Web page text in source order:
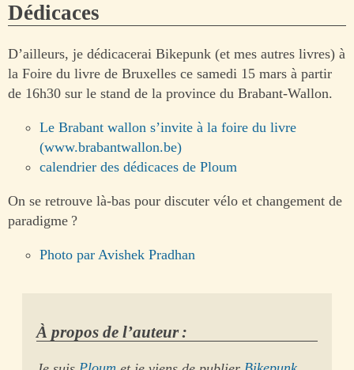
Dédicaces
D’ailleurs, je dédicacerai Bikepunk (et mes autres livres) à
la Foire du livre de Bruxelles ce samedi 15 mars à partir
de 16h30 sur le stand de la province du Brabant-Wallon.
Le Brabant wallon s’invite à la foire du livre
(www.brabantwallon.be)
calendrier des dédicaces de Ploum
On se retrouve là-bas pour discuter vélo et changement de
paradigme ?
Photo par Avishek Pradhan
À propos de l’auteur :